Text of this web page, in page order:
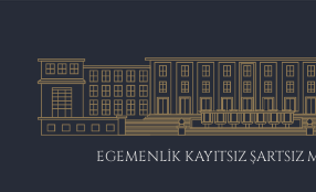
EGEMENLİK KAYITSIZ ŞARTSIZ